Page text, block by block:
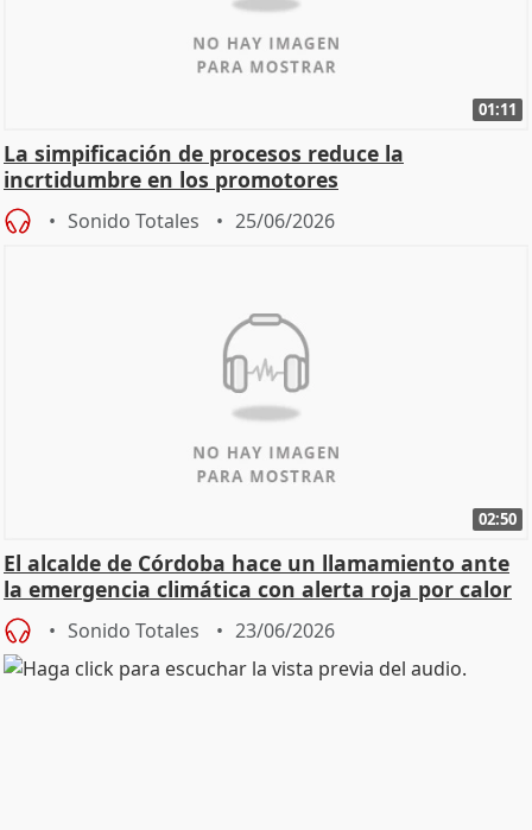
01:11
La simpificación de procesos reduce la
incrtidumbre en los promotores
Sonido Totales 25/06/2026
02:50
El alcalde de Córdoba hace un llamamiento ante
la emergencia climática con alerta roja por calor
Sonido Totales 23/06/2026